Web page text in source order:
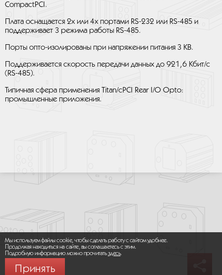
CompactPCI.
Плата оснащается 2x или 4x портами RS-232 или RS-485 и
поддерживает 3 режима работы RS-485.
Порты опто-изолированы при напряжении питания 3 КВ.
Поддерживается скорость передачи данных до 921,6 Кбит/с
(RS-485).
Типичная сфера применения Titan/cPCI Rear I/O Opto:
промышленные приложения.
Мы используем файлы cookie, чтобы сделать работу с сайтом удобнее.
Продолжая находиться на сайте, вы соглашаетесь с этим.
Подробную информацию можно прочитатьздесь.
Принять